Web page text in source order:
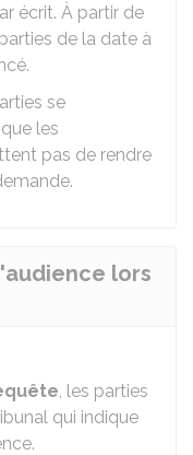
écrit. À partir de
de la date à
se
les
pas de rendre
lors
, les parties
qui indique